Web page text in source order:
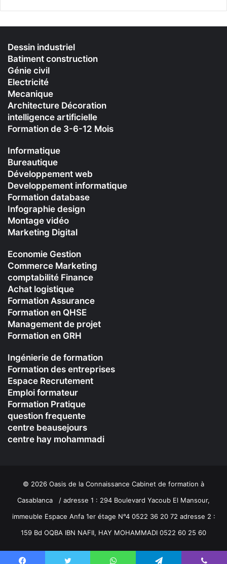
Dessin industriel
Batiment construction
Génie civil
Electricité
Mecanique
Architecture Décoration
intelligence artificielle
Formation de 3-6-12 Mois
Informatique
Bureautique
Développement web
Developpement informatique
Formation database
Infographie design
Montage vidéo
Marketing Digital
Economie Gestion
Commerce Marketing
comptabilité Finance
Achat logistique
Formation Assurance
Formation en QHSE
Management de projet
Formation en GRH
Ingénierie de formation
Formation des entreprises
Espace Recrutement
Emploi formateur
Formation Pratique
question frequente
centre beausejours
centre hay mohammadi
© 2026 Oasis de la Connaissance Cabinet de formation à
Casablanca / adresse 1 : 294 Boulevard Yacoub El Mansour,
immeuble Espace Anfa 1er étage N°4 0522 36 20 72 adresse 2 :
159 Bd OQBA IBN NAFII, HAY MOHAMMADI 0522 60 25 60